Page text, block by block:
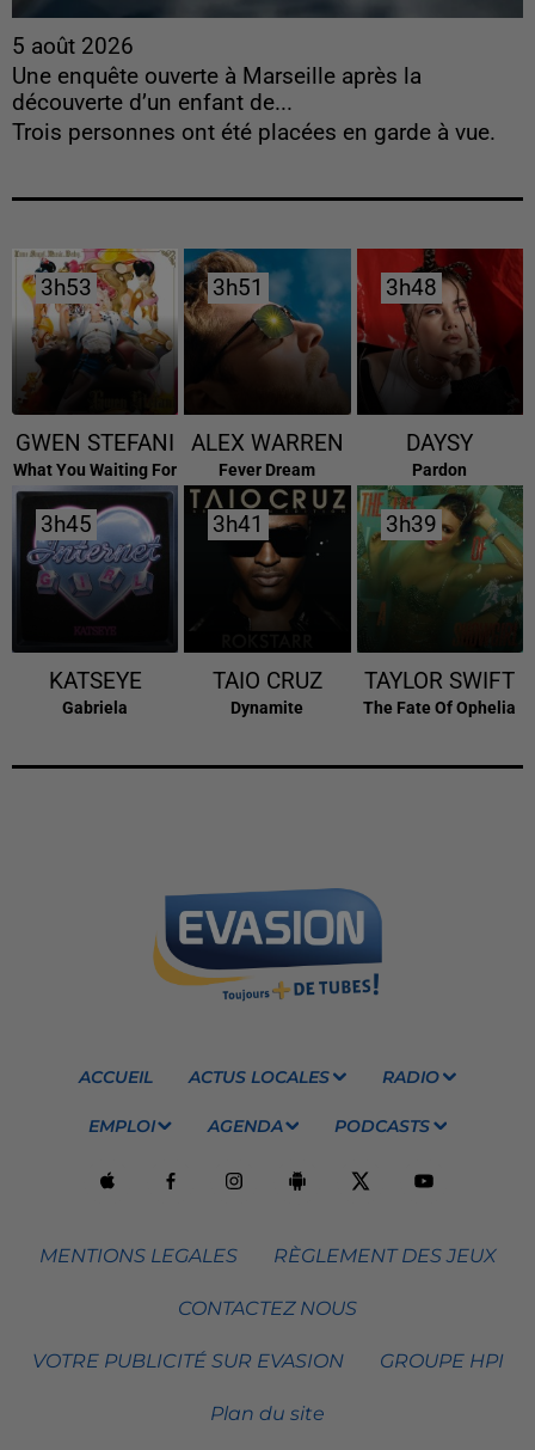
5 août 2026
Une enquête ouverte à Marseille après la
découverte d’un enfant de...
Trois personnes ont été placées en garde à vue.
3h53
3h53
GWEN STEFANI
What You Waiting For
3h51
3h51
ALEX WARREN
Fever Dream
3h48
3h48
DAYSY
Pardon
3h45
3h45
KATSEYE
Gabriela
3h41
3h41
TAIO CRUZ
Dynamite
3h39
3h39
TAYLOR SWIFT
The Fate Of Ophelia
ACCUEIL ACTUS LOCALES RADIO
EMPLOI AGENDA PODCASTS
MENTIONS LEGALES RÈGLEMENT DES JEUX
CONTACTEZ NOUS
VOTRE PUBLICITÉ SUR EVASION GROUPE HPI
Plan du site